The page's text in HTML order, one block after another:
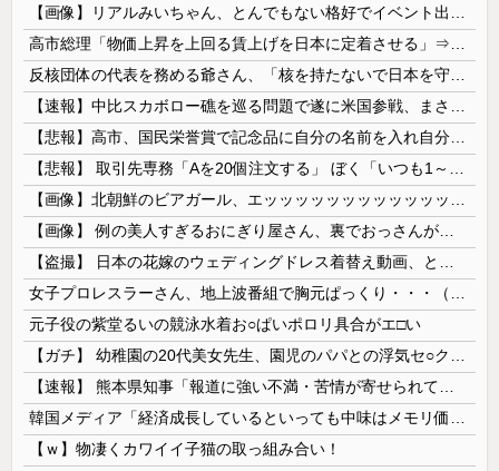
元子役の紫堂るいの競泳水着お○ぱいポロリ具合がエ□い
【ｗ】物凄くカワイイ子猫の取っ組み合い！